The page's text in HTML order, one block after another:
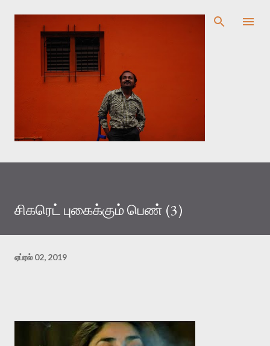
முதன்மை உள்ளடக்கத்திற்குச் செல்
சிகரெட் புகைக்கும் பெண் (3)
ஏப்ரல் 02, 2019